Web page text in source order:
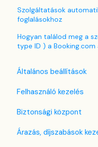
Szolgáltatások
foglalásokhoz
Hogyan találod meg a
type ID ) a
Általános beállítások
Nyelv beállítások
Cég / Szálláshely
Adó beállítások
Felhasználó kezelés
Biztonsági központ
Kulcsfájl kezelés
Árazás, díjszabások